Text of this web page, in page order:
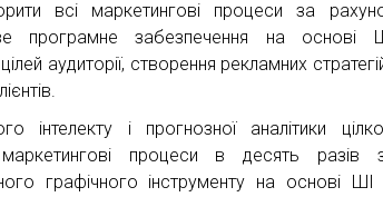
всі маркетингові процеси за
програмне забезпечення на основі
аудиторії, створення рекламних
інтелекту і прогнозної аналітики
процеси в десять разів
графічного інструменту на основі